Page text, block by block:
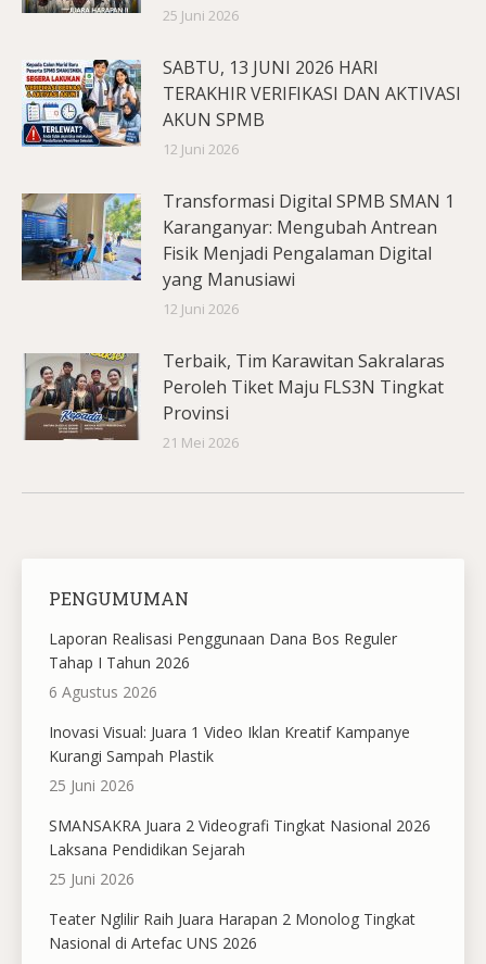
25 Juni 2026
SABTU, 13 JUNI 2026 HARI
TERAKHIR VERIFIKASI DAN AKTIVASI
AKUN SPMB
12 Juni 2026
Transformasi Digital SPMB SMAN 1
Karanganyar: Mengubah Antrean
Fisik Menjadi Pengalaman Digital
yang Manusiawi
12 Juni 2026
Terbaik, Tim Karawitan Sakralaras
Peroleh Tiket Maju FLS3N Tingkat
Provinsi
21 Mei 2026
PENGUMUMAN
Laporan Realisasi Penggunaan Dana Bos Reguler
Tahap I Tahun 2026
6 Agustus 2026
Inovasi Visual: Juara 1 Video Iklan Kreatif Kampanye
Kurangi Sampah Plastik
25 Juni 2026
SMANSAKRA Juara 2 Videografi Tingkat Nasional 2026
Laksana Pendidikan Sejarah
25 Juni 2026
Teater Nglilir Raih Juara Harapan 2 Monolog Tingkat
Nasional di Artefac UNS 2026